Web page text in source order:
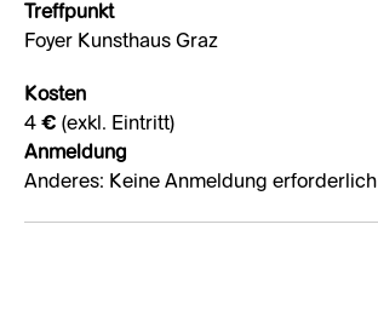
Treffpunkt
Foyer Kunsthaus Graz
Kosten
4 € (exkl. Eintritt)
Anmeldung
Anderes: Keine Anmeldung erforderlich